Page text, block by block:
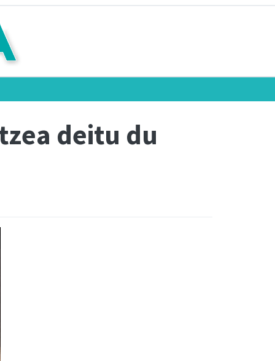
deitu du